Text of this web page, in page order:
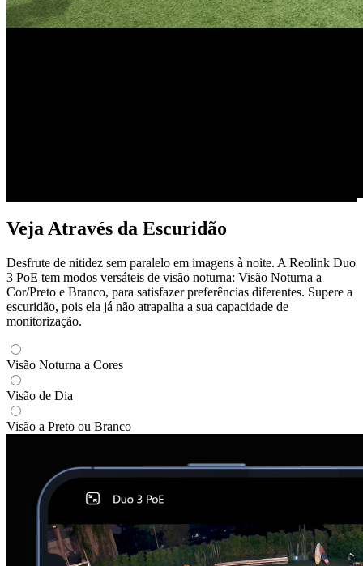
Veja Através da Escuridão
Desfrute de nitidez sem paralelo em imagens à noite. A Reolink Duo
3 PoE tem modos versáteis de visão noturna: Visão Noturna a
Cor/Preto e Branco, para satisfazer preferências diferentes. Supere a
escuridão, pois ela já não atrapalha a sua capacidade de
monitorização.
Visão Noturna a Cores
Visão de Dia
Visão a Preto ou Branco